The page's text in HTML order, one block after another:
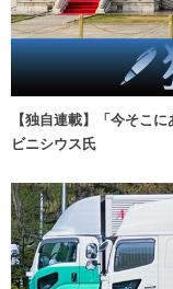
【独自連載】「今そこ
ビニシウス氏